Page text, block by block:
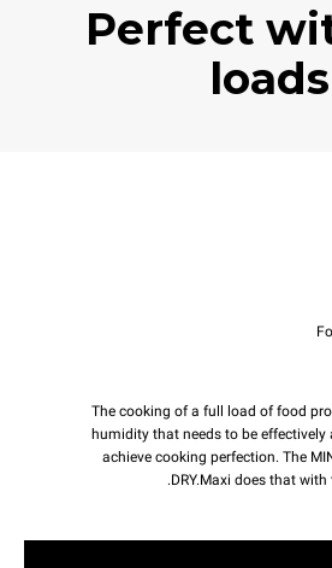
Perfect
loads
The cooking of a full load of food
humidity that needs to be
achieve cooking perfection. The
DRY.Maxi does that